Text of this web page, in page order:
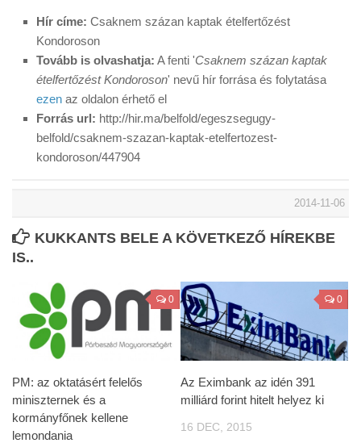
Hír címe: Csaknem százan kaptak ételfertőzést
Kondoroson
Tovább is olvashatja: A fenti 'Csaknem százan kaptak
ételfertőzést Kondoroson' nevű hír forrása és folytatása
ezen az oldalon érhető el
Forrás url: http://hir.ma/belfold/egeszsegugy-
belfold/csaknem-szazan-kaptak-etelfertozest-
kondoroson/447904
2014-11-06
KUKKANTS BELE A KÖVETKEZŐ HÍREKBE
IS..
0
PM: az oktatásért felelős
miniszternek és a
kormányfőnek kellene
lemondania
0
Az Eximbank az idén 391
milliárd forint hitelt helyez ki
16 DEC, 2015